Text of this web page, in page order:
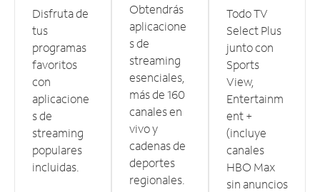
Disfruta de
tus
programas
favoritos
con
aplicacione
s de
streaming
populares
incluidas.
Obtendrás
aplicacione
s de
streaming
esenciales,
más de 160
canales en
vivo y
cadenas de
deportes
regionales.
Todo TV
Select Plus
junto con
Sports
View,
Entertainm
ent +
(incluye
canales
HBO Max
sin anuncios